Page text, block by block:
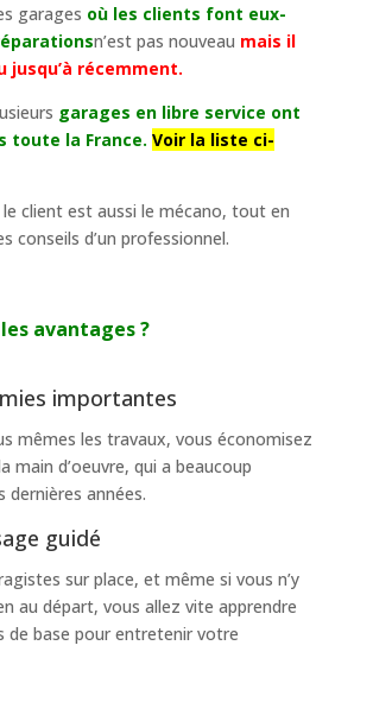
garages où les clients font eux-
n’est pas nouveau mais il
jusqu’à récemment.
garages en libre service ont
toute la France. Voir la liste ci-
client est aussi le mécano, tout en
conseils d’un professionnel.
avantages ?
importantes
mêmes les travaux, vous économisez
main d’oeuvre, qui a beaucoup
dernières années.
guidé
sur place, et même si vous n’y
au départ, vous allez vite apprendre
de base pour entretenir votre